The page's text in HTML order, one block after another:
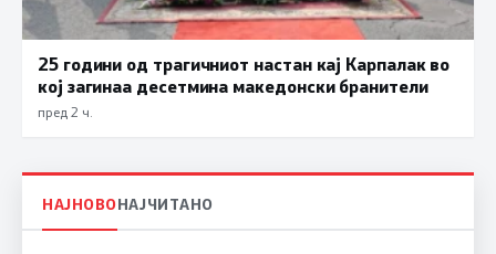
25 години од трагичниот настан кај Карпалак во
кој загинаа десетмина македонски бранители
пред 2 ч.
НАЈНОВОНАЈЧИТАНО